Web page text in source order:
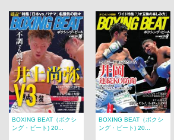
BOXING BEAT（ボクシ
ング・ビート) 20...
BOXING BEAT（ボクシ
ング・ビート) 20...